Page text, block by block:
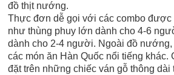
đồ thịt nướng.
Thực đơn dễ gọi với các combo được
như thùng phuy lớn dành cho 4-6
dành cho 2-4 người. Ngoài đồ nướng,
các món ăn Hàn Quốc nổi tiếng khác.
đặt trên những chiếc ván gỗ thông dài